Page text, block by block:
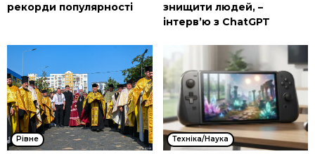
рекорди популярності
знищити людей, –
інтерв’ю з ChatGPT
Рівне Техніка/Наука